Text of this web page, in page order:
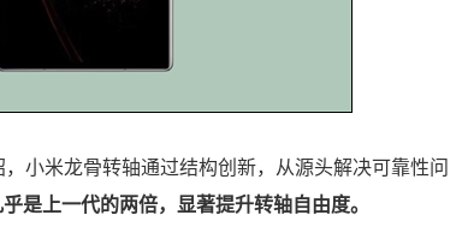
小米龙骨转轴通过结构创新，从源头解决可靠性问
是上一代的两倍，显著提升转轴自由度。